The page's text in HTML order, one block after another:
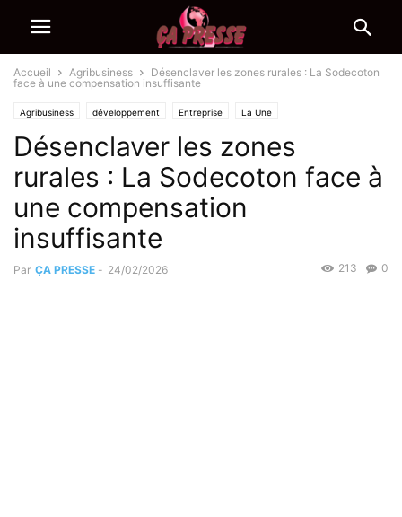
Accueil Agribusiness
Désenclaver les zones rurales : La Sodecoton
face à une compensation insuffisante
Agribusiness développement Entreprise La Une
Désenclaver les zones
rurales : La Sodecoton face à
une compensation
insuffisante
Par ÇA PRESSE - 24/02/2026 0
213